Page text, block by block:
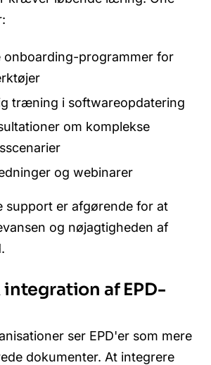
onboarding-programmer for
træning i softwareopdatering
om komplekse
og webinarer
support er afgørende for at
og nøjagtigheden af
af EPD-
ser EPD'er som mere
dokumenter. At integrere